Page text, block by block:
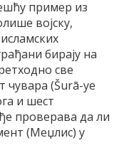
пример из
војску,
бирају на
све
чувара (Šurā-ye
и шест
проверава да ли
(Меџлис) у